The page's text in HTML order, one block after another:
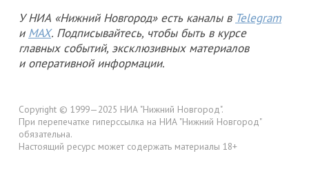
У НИА «Нижний Новгород» есть каналы в Telegram
и MAX. Подписывайтесь, чтобы быть в курсе
главных событий, эксклюзивных материалов
и оперативной информации.
Copyright © 1999—2025 НИА "Нижний Новгород".
При перепечатке гиперссылка на НИА "Нижний Новгород"
обязательна.
Настоящий ресурс может содержать материалы 18+